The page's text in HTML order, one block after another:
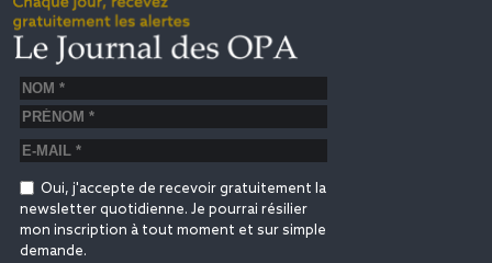
Oui, j'accepte de recevoir gratuitement la
newsletter quotidienne. Je pourrai résilier
mon inscription à tout moment et sur simple
demande.